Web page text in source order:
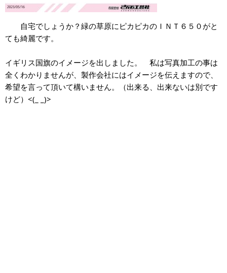
自宅でしょうか？緑の草原にピカピカのＩＮＴ６５０がと
ても綺麗です。
イギリス国旗のイメージを出しました。 私は写真加工の事は
全くわかりませんが、製作会社にはイメージを伝えますので、
希望を言って頂いて構いません。（出来る、出来ないは別です
けど）<(_ _)>